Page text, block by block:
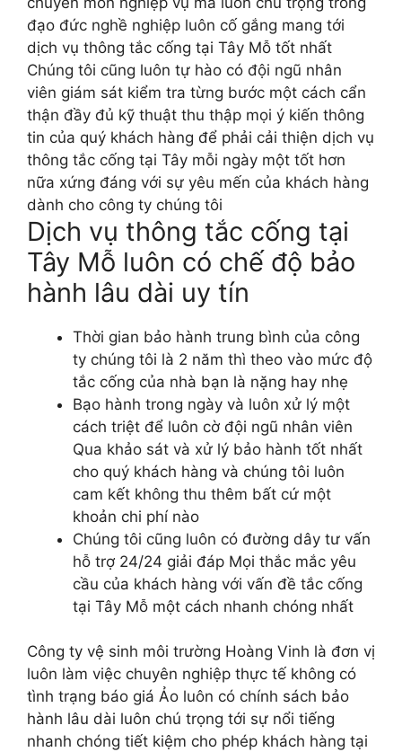
đạo đức nghề nghiệp luôn cố gắng mang tới
dịch vụ thông tắc cống tại Tây Mỗ tốt nhất
Chúng tôi cũng luôn tự hào có đội ngũ nhân
viên giám sát kiểm tra từng bước một cách cẩn
thận đầy đủ kỹ thuật thu thập mọi ý kiến thông
tin của quý khách hàng để phải cải thiện dịch vụ
thông tắc cống tại Tây mỗi ngày một tốt hơn
nữa xứng đáng với sự yêu mến của khách hàng
dành cho công ty chúng tôi
Dịch vụ thông tắc cống tại
Tây Mỗ luôn có chế độ bảo
hành lâu dài uy tín
Thời gian bảo hành trung bình của công
ty chúng tôi là 2 năm thì theo vào mức độ
tắc cống của nhà bạn là nặng hay nhẹ
Bạo hành trong ngày và luôn xử lý một
cách triệt để luôn cờ đội ngũ nhân viên
Qua khảo sát và xử lý bảo hành tốt nhất
cho quý khách hàng và chúng tôi luôn
cam kết không thu thêm bất cứ một
khoản chi phí nào
Chúng tôi cũng luôn có đường dây tư vấn
hỗ trợ 24/24 giải đáp Mọi thắc mắc yêu
cầu của khách hàng với vấn đề tắc cống
tại Tây Mỗ một cách nhanh chóng nhất
Công ty vệ sinh môi trường Hoàng Vinh là đơn vị
luôn làm việc chuyên nghiệp thực tế không có
tình trạng báo giá Ảo luôn có chính sách bảo
hành lâu dài luôn chú trọng tới sự nổi tiếng
nhanh chóng tiết kiệm cho phép khách hàng tại